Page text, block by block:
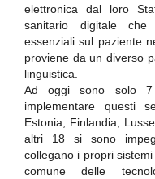
elettronica dal loro
sanitario digitale
essenziali sul paziente
proviene da un diverso
linguistica.
Ad oggi sono solo
implementare questi
Estonia, Finlandia,
altri 18 si sono
collegano i propri
comune delle